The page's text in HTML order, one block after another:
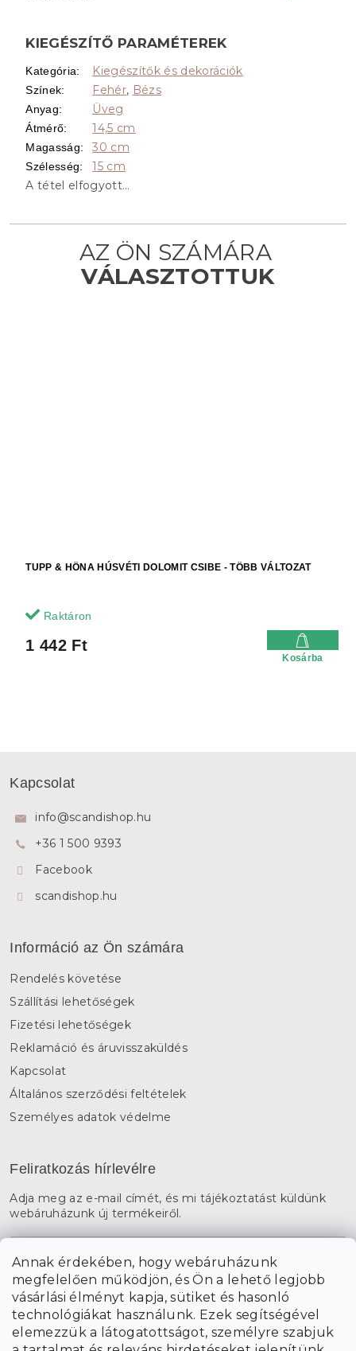
Annak érdekében, hogy webáruházunk
megfelelően működjön, és Ön a lehető legjobb
vásárlási élményt kapja, sütiket és hasonló
technológiákat használunk. Ezek segítségével
elemezzük a látogatottságot, személyre szabjuk
TUPP & HÖNA HÚSVÉTI DOLOMIT CSIBE - TÖBB VÁLTOZAT
Raktáron
1 442 Ft
Kosárba
KIEGÉSZÍTŐ PARAMÉTEREK
Kategória: Kiegészítők és dekorációk
Színek: Fehér, Bézs
Anyag: Üveg
Átmérő: 14,5 cm
Magasság: 30 cm
Szélesség:
15 cm
A tétel elfogyott…
Kapcsolat
info@scandishop.hu
+36 1 500 9393
Facebook
scandishop.hu
Információ az Ön számára
Rendelés követése
Szállítási lehetőségek
Fizetési lehetőségek
Reklamáció és áruvisszaküldés
Kapcsolat
Általános szerződési feltételek
Személyes adatok védelme
Feliratkozás hírlevélre
Adja meg az e-mail címét, és mi tájékoztatást küldünk
webáruházunk új termékeiről.
A hírlevelekre való feliratkozással egyetérteka személyes
adatok feldolgozásával.
FELIRATKOZÁS